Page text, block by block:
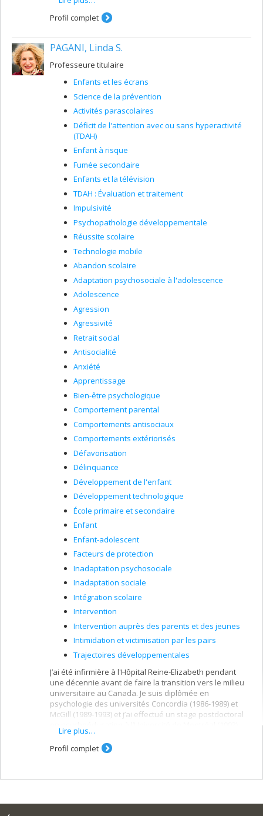
victimisation par les pairs) et les caractéristiques des
amis se conjuguent pour conduire au développement
ultérieur des problèmes d'adaptation sociale et scolaire.
les projets suivants :
Le contexte relationnel associé à la victimisation
sentiments de détresse psychologique au début
de l'adolescence.
Les expériences relationnelles avec les pairs et la
réussite scolaire des élèves à l’école secondaire:
Le rôle des relations sociales difficiles et des
relations d’amitié à risque.
Mise en place d'interventions préventives visant
à faciliter l'intégration sociale des élèves rejetés
et victimisés socialement en milieu scolaire.
Profil complet
PAGANI, Linda S.
Professeure titulaire
Enfants et les écrans
Science de la prévention
Activités parascolaires
Déficit de l'attention avec ou sans hyperactivité
(TDAH)
Enfant à risque
Fumée secondaire
Enfants et la télévision
TDAH : Évaluation et traitement
Impulsivité
Psychopathologie développementale
Réussite scolaire
Technologie mobile
Abandon scolaire
Adaptation psychosociale à l'adolescence
Adolescence
Agression
Agressivité
Retrait social
Antisocialité
Anxiété
Apprentissage
Bien-être psychologique
Comportement parental
Comportements antisociaux
Comportements extériorisés
Défavorisation
Délinquance
Développement de l'enfant
Développement technologique
École primaire et secondaire
Enfant
Enfant-adolescent
Facteurs de protection
Inadaptation psychosociale
Inadaptation sociale
Intégration scolaire
Intervention
Intervention auprès des parents et des jeunes
Intimidation et victimisation par les pairs
Trajectoires développementales
J’ai été infirmière à l'Hôpital Reine-Elizabeth pendant
une décennie avant de faire la transition vers le milieu
universitaire au Canada. Je suis diplômée en
psychologie des universités Concordia (1986-1989) et
McGill (1989-1993) et j’ai effectué un stage postdoctoral
J’occupe le poste de professeure en psychoéducation
(FAS) et de chercheuse en milieu hospitalier (FMED)
depuis plus de trois décennies à l’Université de
Social Research de l’Université du Michigan entre 2003
Lire plus…
Profil complet